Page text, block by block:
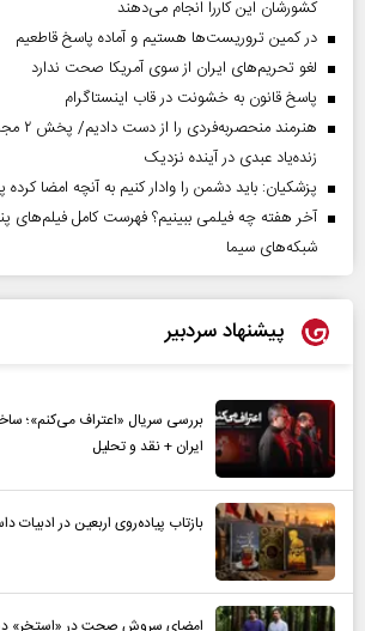
کشورشان این کاررا انجام می‌دهند
در کمین تروریست‌ها هستیم و آماده پاسخ قاطعیم
لغو تحریم‌های ایران از سوی آمریکا صحت ندارد
پاسخ قانون به خشونت در قاب اینستاگرام
زنده‌یاد عبدی در آینده نزدیک
پزشکیان: باید دشمن را وادار کنیم به آنچه امضا کرده
آخر هفته چه فیلمی ببینیم؟ فهرست کامل فیلم‌های
شبکه‌های سیما
پیشنهاد سردبیر
بررسی سریال «اعتراف می‌کنم»؛
ایران + نقد و تحلیل
بازتاب پیاده‌روی اربعین در ادبیات